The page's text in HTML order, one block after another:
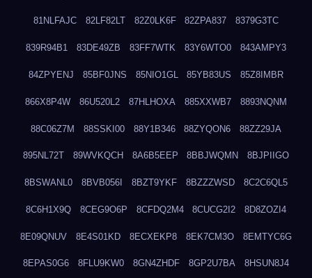
81NLFAJC 82LF82LT 82Z0LK6F 82ZPA837 8379G3TC
839R94B1 83DE49ZB 83FF7WTK 83Y6WTO0 843AMPY3
84ZPYENJ 85BF0JNS 85NIO1GL 85YB83US 85Z8IMBR
866X8P4W 86U520L2 87HLHOXA 885XXWB7 8893NQNM
88C06Z7M 88SSKI00 88Y1B346 88ZYQON6 88ZZ29JA
895NL72T 89WVKQCH 8A6B5EEP 8BBJWQMN 8BJPIIGO
8BSWANL0 8BVB056I 8BZT9YKF 8BZZZWSD 8C2C6QL5
8C6H1X9Q 8CEG9O6P 8CFDQ2M4 8CUCG2I2 8D8ZOZI4
8E09QNUV 8E4S01KD 8ECXEKP8 8EK7CM3O 8EMTYC6G
8EPAS0G6 8FLU9KW0 8GN4ZHDF 8GP2U7BA 8HSUN8J4